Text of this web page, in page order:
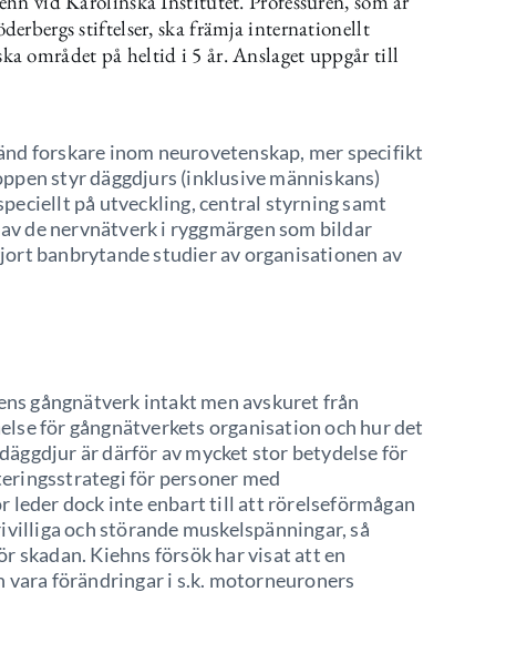
stiftelser, ska främja internationellt
området på heltid i 5 år. Anslaget uppgår till
forskare inom neurovetenskap, mer specifikt
styr däggdjurs (inklusive människans)
på utveckling, central styrning samt
de nervnätverk i ryggmärgen som bildar
banbrytande studier av organisationen av
gångnätverk intakt men avskuret från
för gångnätverkets organisation och hur det
är därför av mycket stor betydelse för
för personer med
leder dock inte enbart till att rörelseförmågan
och störande muskelspänningar, så
skadan. Kiehns försök har visat att en
förändringar i s.k. motorneuroners